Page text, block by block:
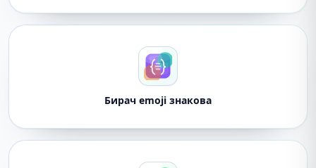
Бирач emoji знакова